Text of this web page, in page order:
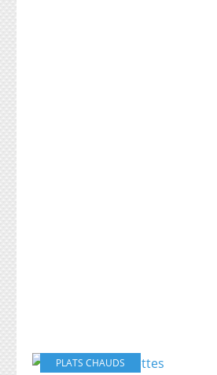
PLATS CHAUDS